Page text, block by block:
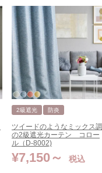
2級遮光 防炎
ツイードのようなミックス調
の2級遮光カーテン コロー
ル（D-8002)
¥7,150 税込